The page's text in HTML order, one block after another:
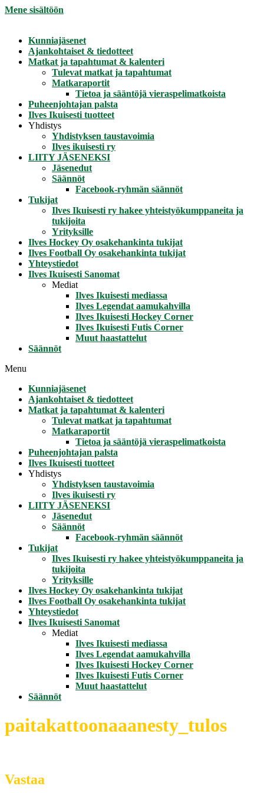
Mene sisältöön
Kunniajäsenet
Ajankohtaiset & tiedotteet
Matkat ja tapahtumat & kalenteri
Tulevat matkat ja tapahtumat
Matkaraportit
Tietoa ja sääntöjä vieraspelimatkoista
Puheenjohtajan palsta
Ilves Ikuisesti tuotteet
Yhdistys
Yhdistyksen taustavoimia
Ilves ikuisesti ry
LIITY JÄSENEKSI
Jäsenedut
Säännöt
Facebook-ryhmän säännöt
Tukijat
Ilves Ikuisesti ry hakee yhteistyökumppaneita ja
tukijoita
Yrityksille
Ilves Hockey Oy osakehankinta tukijat
Ilves Football Oy osakehankinta tukijat
Yhteystiedot
Ilves Ikuisesti Sanomat
Mediat
Ilves Ikuisesti mediassa
Ilves Legendat aamukahvilla
Ilves Ikuisesti Hockey Corner
Ilves Ikuisesti Futis Corner
Muut haastattelut
Säännöt
Menu
Kunniajäsenet
Ajankohtaiset & tiedotteet
Matkat ja tapahtumat & kalenteri
Tulevat matkat ja tapahtumat
Matkaraportit
Tietoa ja sääntöjä vieraspelimatkoista
Puheenjohtajan palsta
Ilves Ikuisesti tuotteet
Yhdistys
Yhdistyksen taustavoimia
Ilves ikuisesti ry
LIITY JÄSENEKSI
Jäsenedut
Säännöt
Facebook-ryhmän säännöt
Tukijat
Ilves Ikuisesti ry hakee yhteistyökumppaneita ja
tukijoita
Yrityksille
Ilves Hockey Oy osakehankinta tukijat
Ilves Football Oy osakehankinta tukijat
Yhteystiedot
Ilves Ikuisesti Sanomat
Mediat
Ilves Ikuisesti mediassa
Ilves Legendat aamukahvilla
Ilves Ikuisesti Hockey Corner
Ilves Ikuisesti Futis Corner
Muut haastattelut
Säännöt
paitakattoonaaanesty_tulos
Vastaa